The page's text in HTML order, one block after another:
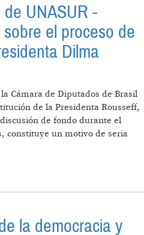
UNASUR -
el proceso de
Dilma
Cámara de Diputados de Brasil
de la Presidenta Rousseff,
de fondo durante el
constituye un motivo de seria
DE LA PRESIDENTA DILMA
la democracia y